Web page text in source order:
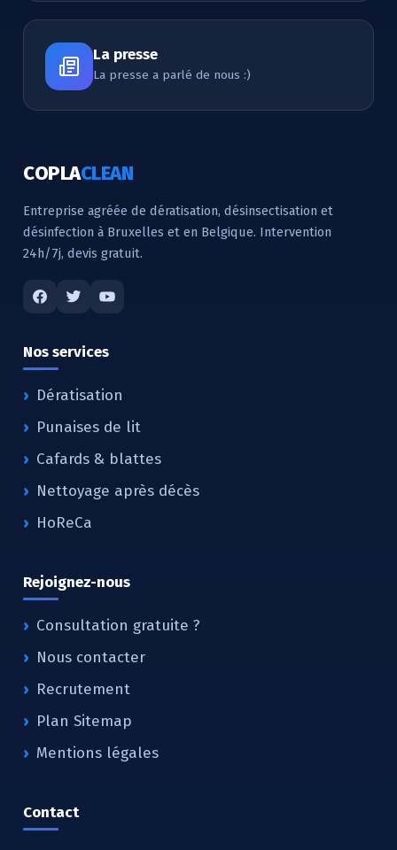
La presse
La presse a parlé de nous :)
COPLACLEAN
Entreprise agréée de dératisation, désinsectisation et
désinfection à Bruxelles et en Belgique. Intervention
24h/7j, devis gratuit.
Nos services
Dératisation
Punaises de lit
Cafards & blattes
Nettoyage après décès
HoReCa
Rejoignez-nous
Consultation gratuite ?
Nous contacter
Recrutement
Plan Sitemap
Mentions légales
Contact